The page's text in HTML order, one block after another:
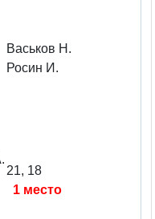
Васьков Н.
Росин И.
21, 18
1 место